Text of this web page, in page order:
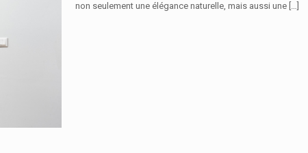
non seulement une élégance naturelle, mais aussi une […]